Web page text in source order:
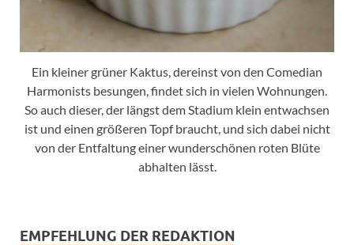
Ein kleiner grüner Kaktus, dereinst von den Comedian
Harmonists besungen, findet sich in vielen Wohnungen.
So auch dieser, der längst dem Stadium klein entwachsen
ist und einen größeren Topf braucht, und sich dabei nicht
von der Entfaltung einer wunderschönen roten Blüte
abhalten lässt.
EMPFEHLUNG DER REDAKTION